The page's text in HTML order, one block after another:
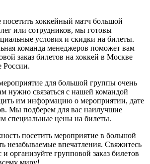
хоккейный матч большой
или сотрудников, мы готовы
условия и скидки на билеты.
команда менеджеров поможет вам
заказ билетов на хоккей в Москве
России.
для большой группы очень
нужно связаться с нашей командой
им информацию о мероприятии, дате
Мы подберем для вас наилучшие
специальные цены на билеты.
посетить мероприятие в большой
незабываемые впечатления. Свяжитесь
организуйте групповой заказ билетов
миру!